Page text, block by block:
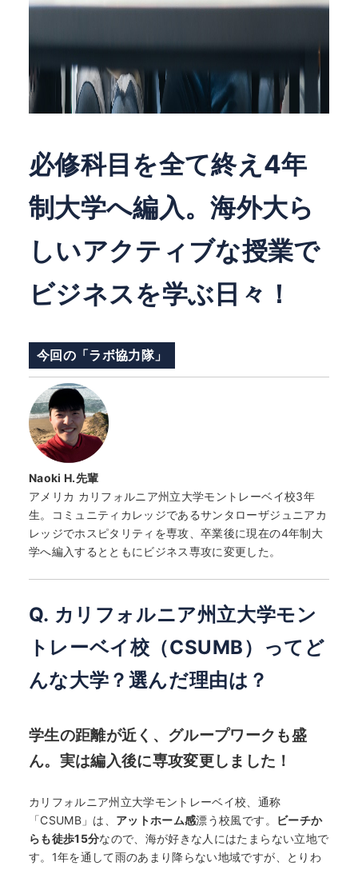
必修科目を全て終え4年
制大学へ編入。海外大ら
しいアクティブな授業で
ビジネスを学ぶ日々！
今回の「ラボ協力隊」
Naoki H.先輩
アメリカ カリフォルニア州立大学モントレーベイ校3年
生。コミュニティカレッジであるサンタローザジュニアカ
レッジでホスピタリティを専攻、卒業後に現在の4年制大
学へ編入するとともにビジネス専攻に変更した。
Q. カリフォルニア州立大学モン
トレーベイ校（CSUMB）ってど
んな大学？選んだ理由は？
学生の距離が近く、グループワークも盛
ん。実は編入後に専攻変更しました！
カリフォルニア州立大学モントレーベイ校、通称
「CSUMB」は、 アットホーム感漂う校風です。
ビーチか
らも徒歩15分なので、海が好きな人にはたまらない立地で
す。1年を通して雨のあまり降らない地域ですが、とりわ